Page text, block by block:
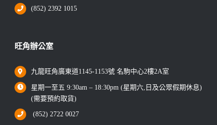
(852) 2392 1015
旺角辦公室
九龍旺角廣東道1145-1153號 名駒中心2樓2A室
星期一至五 9:30am – 18:30pm (星期六,日及公眾假期休息)
(需要預約取貨)
(852) 2722 0027